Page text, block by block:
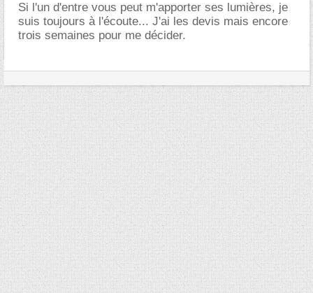
Si l'un d'entre vous peut m'apporter ses lumières, je
suis toujours à l'écoute... J'ai les devis mais encore
trois semaines pour me décider.